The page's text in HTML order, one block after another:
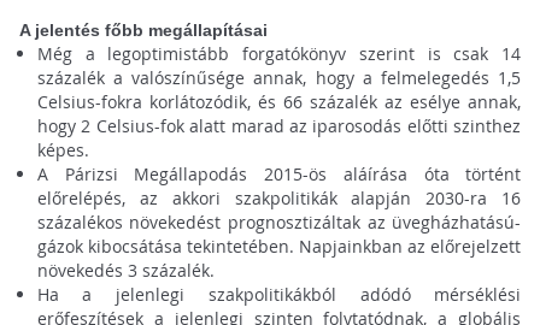
A jelentés főbb megállapításai
Még a legoptimistább forgatókönyv szerint is csak 14
százalék a valószínűsége annak, hogy a felmelegedés 1,5
Celsius-fokra korlátozódik, és 66 százalék az esélye annak,
hogy 2 Celsius-fok alatt marad az iparosodás előtti szinthez
képes.
A Párizsi Megállapodás 2015-ös aláírása óta történt
előrelépés, az akkori szakpolitikák alapján 2030-ra 16
százalékos növekedést prognosztizáltak az üvegházhatású-
gázok kibocsátása tekintetében. Napjainkban az előrejelzett
növekedés 3 százalék.
Ha a jelenlegi szakpolitikákból adódó mérséklési
erőfeszítések a jelenlegi szinten folytatódnak, a globális